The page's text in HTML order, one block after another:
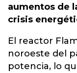
aumentos de
crisis
El reactor
noroeste del
potencia, lo